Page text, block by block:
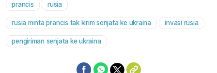
prancis rusia
rusia minta prancis tak kirim senjata ke ukraina invasi rusia
pengiriman senjata ke ukraina